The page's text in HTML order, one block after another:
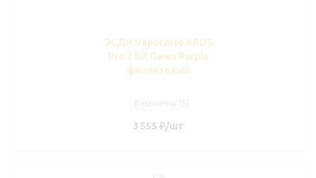
ЭСДН Vaporesso XROS
Pro 2 Kit Dawn Purple
фиолетовый
3 555 ₽/шт